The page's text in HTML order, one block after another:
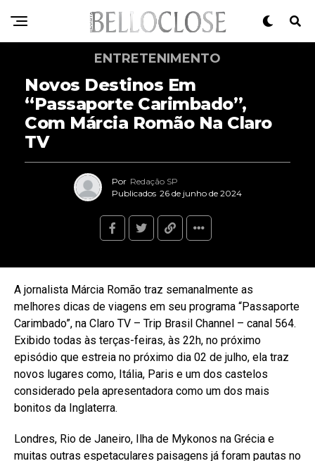
ENTRETENIMENTO
Novos Destinos Em
“Passaporte Carimbado”,
Com Márcia Romão Na Claro
TV
Por Redação SP
Publicados 26 de junho de 2024
A jornalista Márcia Romão traz semanalmente as
melhores dicas de viagens em seu programa “Passaporte
Carimbado”, na Claro TV – Trip Brasil Channel – canal 564.
Exibido todas às terças-feiras, às 22h, no próximo
episódio que estreia no próximo dia 02 de julho, ela traz
novos lugares como, Itália, Paris e um dos castelos
considerado pela apresentadora como um dos mais
bonitos da Inglaterra.
Londres, Rio de Janeiro, Ilha de Mykonos na Grécia e
muitas outras espetaculares paisagens já foram pautas no